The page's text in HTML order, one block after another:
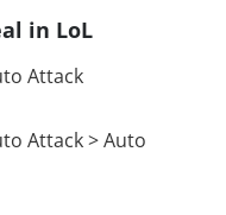
in LoL
Attack
Attack > Auto